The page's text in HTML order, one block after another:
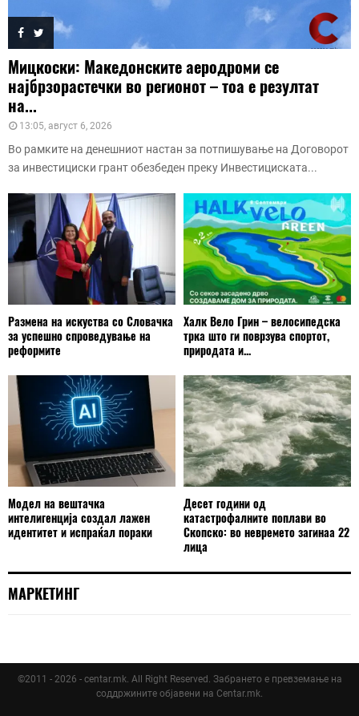
Мицкоски: Македонските аеродроми се
најбрзорастечки во регионот – тоа е резултат
на...
13:05, август 6, 2026
Во рамките на денешниот настан за потпишување на Договорот
за инвестициски грант обезбеден преку Инвестициската...
Размена на искуства со Словачка
за успешно спроведување на
реформите
Халк Вело Грин – велосипедска
трка што ги поврзува спортот,
природата и...
Модел на вештачка
интелигенција создал лажен
идентитет и испраќал пораки
Десет години од
катастрофалните поплави во
Скопско: во невремето загинаа 22
лица
МАРКЕТИНГ
©2011 - 2026 - centar.mk. All Right Reserved. Забрането е превземање на
соддржините објавени на Centar.mk.